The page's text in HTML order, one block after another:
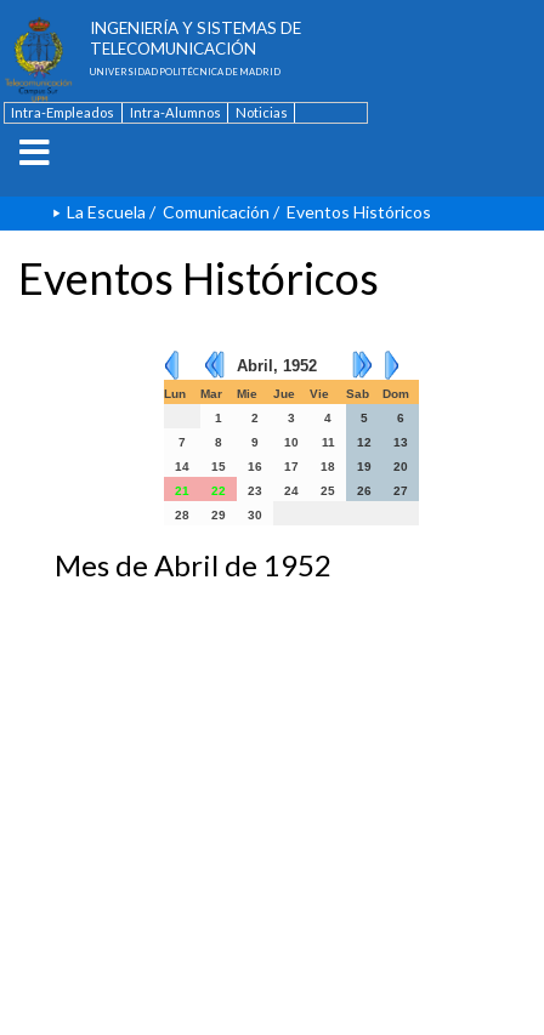
INGENIERÍA Y SISTEMAS DE
TELECOMUNICACIÓN
UNIVERSIDAD POLITÉCNICA DE MADRID
Intra-Empleados Intra-Alumnos
Noticias
La Escuela / Comunicación / Eventos Históricos
Eventos Históricos
Abril, 1952
Lun Mar Mie Jue Vie Sab
Dom
1
2 3 4 5
6
7
8 9 10 11 12
13
14
15 16 17 18 19
20
21
22 23 24 25 26
27
28
29 30
Mes de Abril de 1952